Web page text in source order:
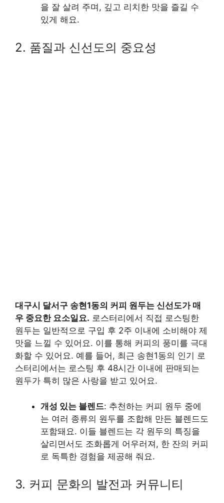
을 잘 살려 주며, 깊고 리치한 맛을 즐길 수
있게 해요.
2. 품질과 신선도의 중요성
대구시 달서구 송현1동의 커피 원두는 신선도가 매
우 중요한 요소일요. 로스터리에서 직접 로스팅한
원두는 일반적으로 구입 후 2주 이내에 소비해야 제
맛을 느낄 수 있어요. 이를 통해 커피의 풍미를 극대
화할 수 있어요. 예를 들어, 최근 송현1동의 인기 로
스터리에서는 로스팅 후 48시간 이내에 판매되는
원두가 특히 많은 사랑을 받고 있어요.
개성 있는 블렌드: 추천하는 커피 원두 중에
는 여러 종류의 원두를 조합해 만든 블렌드도
포함돼요. 이들 블렌드는 각 원두의 특징을
살리면서도 조화롭게 어우러져, 한 잔의 커피
로 독특한 경험을 제공해 줘요.
3. 커피 문화의 발전과 커뮤니티